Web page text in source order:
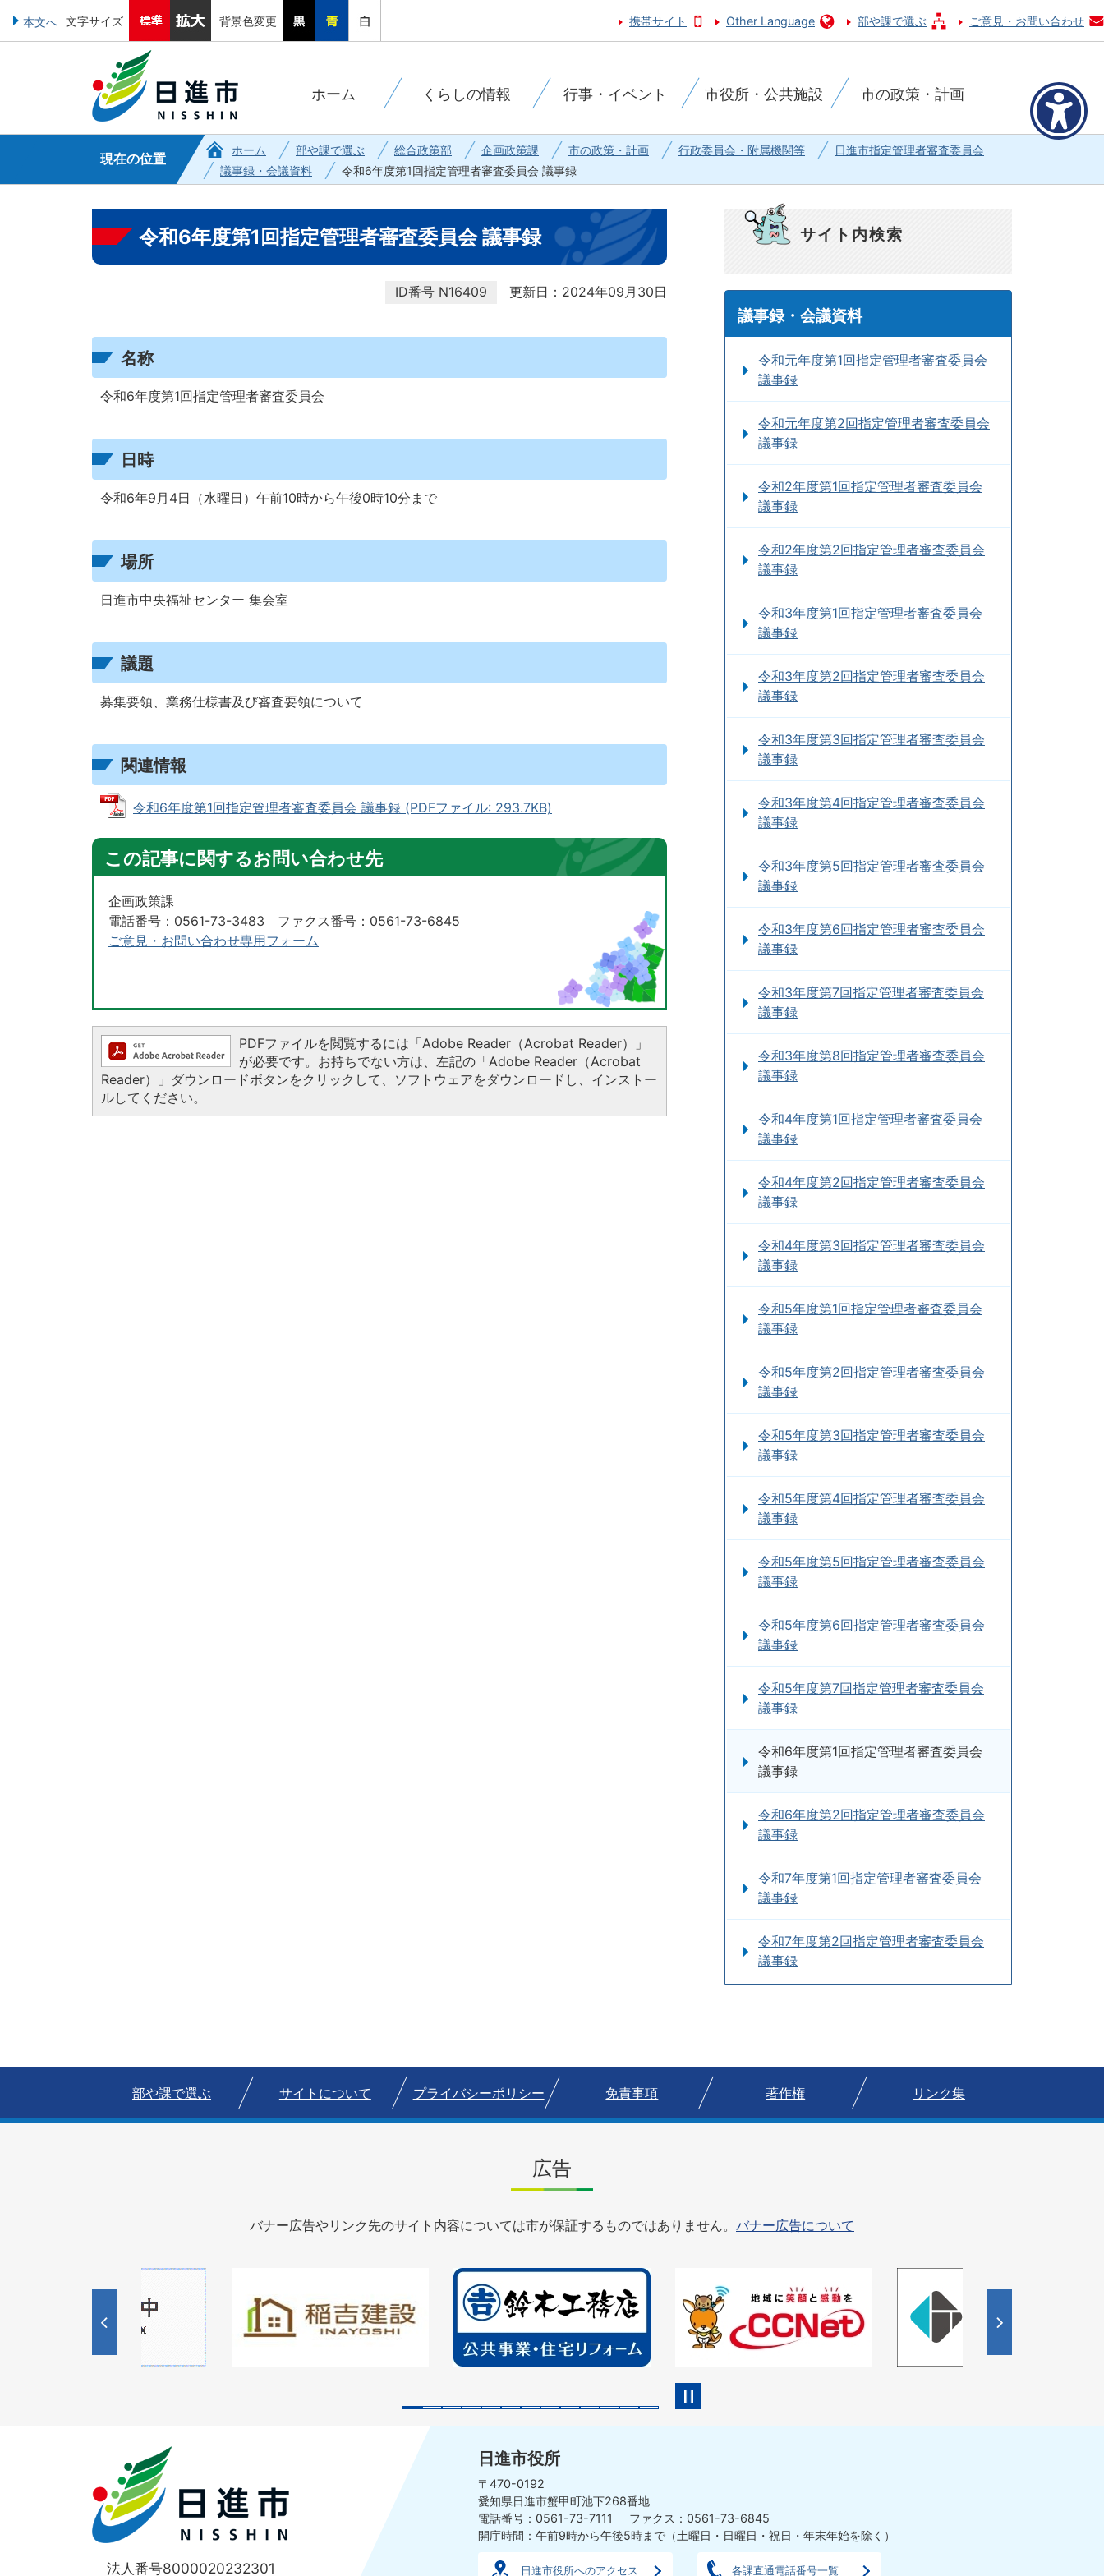
本文へ 文字サイズ 背景色変更 携帯サイト Other Language 部や課で選ぶ ご意見・お問い合わせ
ホーム くらしの情報 行事・イベント 市役所・公共施設 市の政策・計画
現在の位置
ホーム 部や課で選ぶ 総合政策部 企画政策課 市の政策・計画 行政委員会・附属機関等
日進市指定管理者審査委員会
議事録・会議資料
令和6年度第1回指定管理者審査委員会 議事録
令和6年度第1回指定管理者審査委員会 議事録
ID番号 N16409 更新日：2024年09月30日
名称
令和6年度第1回指定管理者審査委員会
日時
令和6年9月4日（水曜日）午前10時から午後0時10分まで
場所
日進市中央福祉センター 集会室
議題
募集要領、業務仕様書及び審査要領について
関連情報
令和6年度第1回指定管理者審査委員会 議事録 (PDFファイル: 293.7KB)
この記事に関するお問い合わせ先
企画政策課
電話番号：0561-73-3483 ファクス番号：0561-73-6845
ご意見・お問い合わせ専用フォーム
PDFファイルを閲覧するには「Adobe Reader（Acrobat Reader）」
が必要です。お持ちでない方は、左記の「Adobe Reader（Acrobat
Reader）」ダウンロードボタンをクリックして、ソフトウェアをダウンロードし、インストー
ルしてください。
サイト内検索
議事録・会議資料
令和元年度第1回指定管理者審査委員会
議事録
令和元年度第2回指定管理者審査委員会
議事録
令和2年度第1回指定管理者審査委員会
議事録
令和2年度第2回指定管理者審査委員会
議事録
令和3年度第1回指定管理者審査委員会
議事録
令和3年度第2回指定管理者審査委員会
議事録
令和3年度第3回指定管理者審査委員会
議事録
令和3年度第4回指定管理者審査委員会
議事録
令和3年度第5回指定管理者審査委員会
議事録
令和3年度第6回指定管理者審査委員会
議事録
令和3年度第7回指定管理者審査委員会
議事録
令和3年度第8回指定管理者審査委員会
議事録
令和4年度第1回指定管理者審査委員会
議事録
令和4年度第2回指定管理者審査委員会
議事録
令和4年度第3回指定管理者審査委員会
議事録
令和5年度第1回指定管理者審査委員会
議事録
令和5年度第2回指定管理者審査委員会
議事録
令和5年度第3回指定管理者審査委員会
議事録
令和5年度第4回指定管理者審査委員会
議事録
令和5年度第5回指定管理者審査委員会
議事録
令和5年度第6回指定管理者審査委員会
議事録
令和5年度第7回指定管理者審査委員会
議事録
令和6年度第1回指定管理者審査委員会
議事録
令和6年度第2回指定管理者審査委員会
議事録
令和7年度第1回指定管理者審査委員会
議事録
令和7年度第2回指定管理者審査委員会
議事録
部や課で選ぶ サイトについて プライバシーポリシー 免責事項 著作権 リンク集
広告
バナー広告やリンク先のサイト内容については市が保証するものではありません。 バナー広告について
目
の
枚
目
の
ス
枚
目
の
法人番号8000020232301
日進市役所
〒470-0192
愛知県日進市蟹甲町池下268番地
電話番号：0561-73-7111
ファクス：0561-73-6845
開庁時間：午前9時から午後5時まで （土曜日・日曜日・祝日・年末年始を除く）
日進市役所へのアクセス 各課直通電話番号一覧